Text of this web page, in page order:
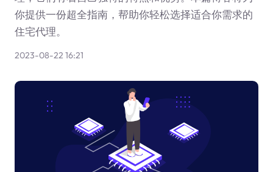
你提供一份超全指南，帮助你轻松选择适合你需求的
住宅代理。
2023-08-22 16:21